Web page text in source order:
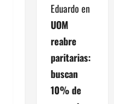
Eduardo en
UOM
reabre
paritarias:
buscan
10% de